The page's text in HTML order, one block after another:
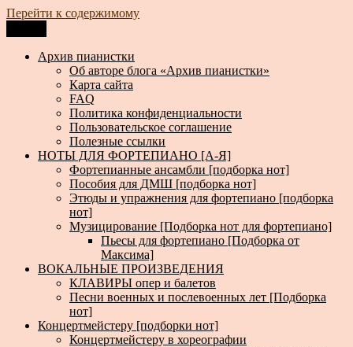
Перейти к содержимому
Архив пианистки
Всё для пианистов: ноты, книги, музыка, статьи…
Архив пианистки
Об авторе блога «Архив пианистки»
Карта сайта
FAQ
Политика конфиденциальности
Пользовательское соглашение
Полезные ссылки
НОТЫ ДЛЯ ФОРТЕПИАНО [А-Я]
Фортепианные ансамбли [подборка нот]
Пособия для ДМШ [подборка нот]
Этюды и упражнения для фортепиано [подборка
нот]
Музицирование [Подборка нот для фортепиано]
Пьесы для фортепиано [Подборка от
Максима]
ВОКАЛЬНЫЕ ПРОИЗВЕДЕНИЯ
КЛАВИРЫ опер и балетов
Песни военных и послевоенных лет [Подборка
нот]
Концертмейстеру [подборки нот]
Концертмейстеру в хореографии